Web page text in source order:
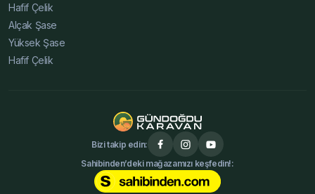
Hafif Çelik
Alçak Şase
Yüksek Şase
Hafif Çelik
Bizi takip edin:
Sahibinden’deki mağazamızı keşfedin!: